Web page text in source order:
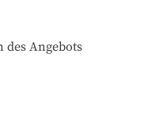
Angebots